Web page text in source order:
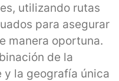
utilizando rutas
para asegurar
manera oportuna.
de la
la geografía única